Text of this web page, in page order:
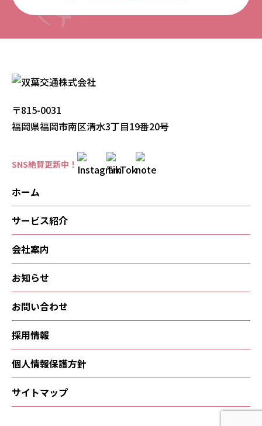
〒815-0031
福岡県福岡市南区清水3丁目19番20号
SNS絶賛更新中！
ホーム
サービス紹介
会社案内
お知らせ
お問い合わせ
採用情報
個人情報保護方針
サイトマップ